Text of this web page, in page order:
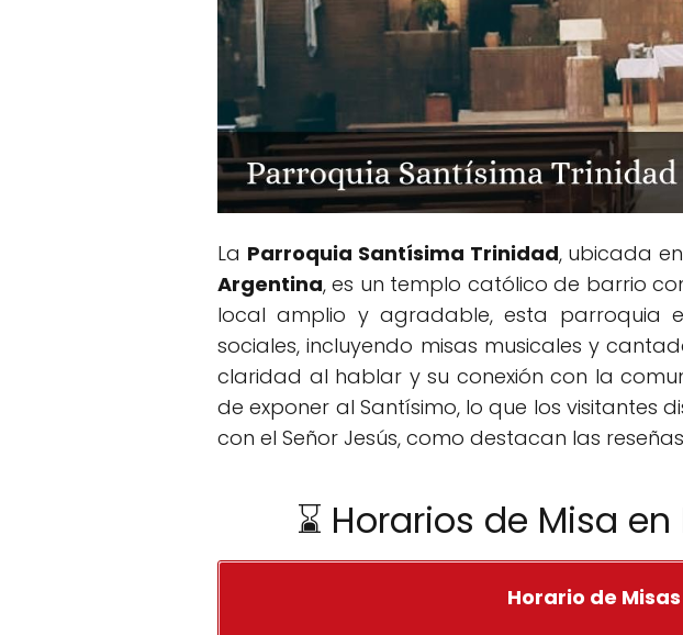
La Parroquia Santísima Trinidad, ubicada en
Argentina, es un templo católico de barrio
local amplio y agradable, esta parroquia
sociales, incluyendo misas musicales y
claridad al hablar y su conexión con la
de exponer al Santísimo, lo que los visitantes
con el Señor Jesús, como destacan las
⌛ Horarios de Misa
Horario de